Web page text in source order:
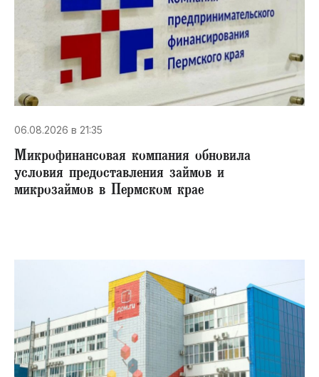
06.08.2026 в 21:35
Микрофинансовая компания обновила
условия предоставления займов и
микрозаймов в Пермском крае